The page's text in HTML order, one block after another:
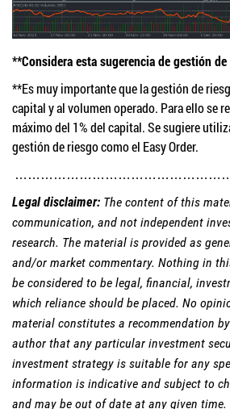
**Considera esta sugerencia de gestión
**Es muy importante que la gestión de
capital y al volumen operado. Para ello se
máximo del 1% del capital. Se sugiere
gestión de riesgo como el Easy Order.
Legal disclaimer: The content of this
communication, and not independent
research. The material is provided as
and/or market commentary. Nothing in
be considered to be legal, financial,
which reliance should be placed. No
material constitutes a recommendation
author that any particular investment
investment strategy is suitable for any
information is indicative and subject to
and may be out of date at any given time.